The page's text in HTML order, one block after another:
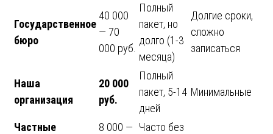
Государственное
бюро
40 000
— 70
000 руб.
Полный
пакет, но
долго (1-3
месяца)
Долгие сроки,
сложно
записаться
Наша
организация
20 000
руб.
Полный
пакет, 5-14
дней
Минимальные
Частные
8 000 — Часто без